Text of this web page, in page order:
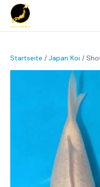
Startseite /Japan Koi /